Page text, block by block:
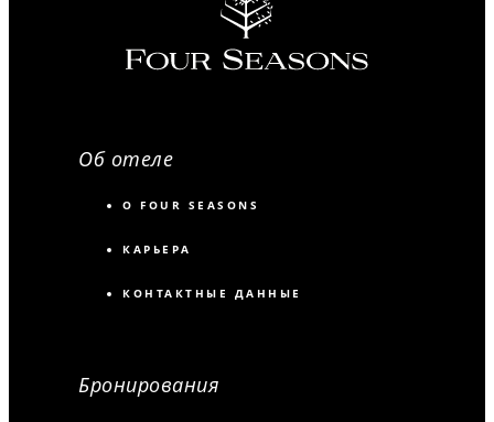
Об отеле
О FOUR SEASONS
КАРЬЕРА
КОНТАКТНЫЕ ДАННЫЕ
Бронирования